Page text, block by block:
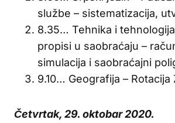
službe – sistematizacija,
8.35… Tehnika i
propisi u saobraćaju –
simulacija i saobraćajni
9.10… Geografija – Rotacija
Četvrtak, 29. oktobar 2020.